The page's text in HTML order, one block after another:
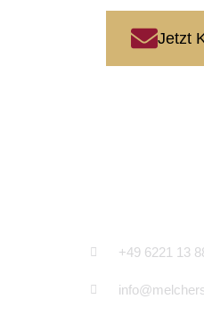
Jetzt
+49 6221 13